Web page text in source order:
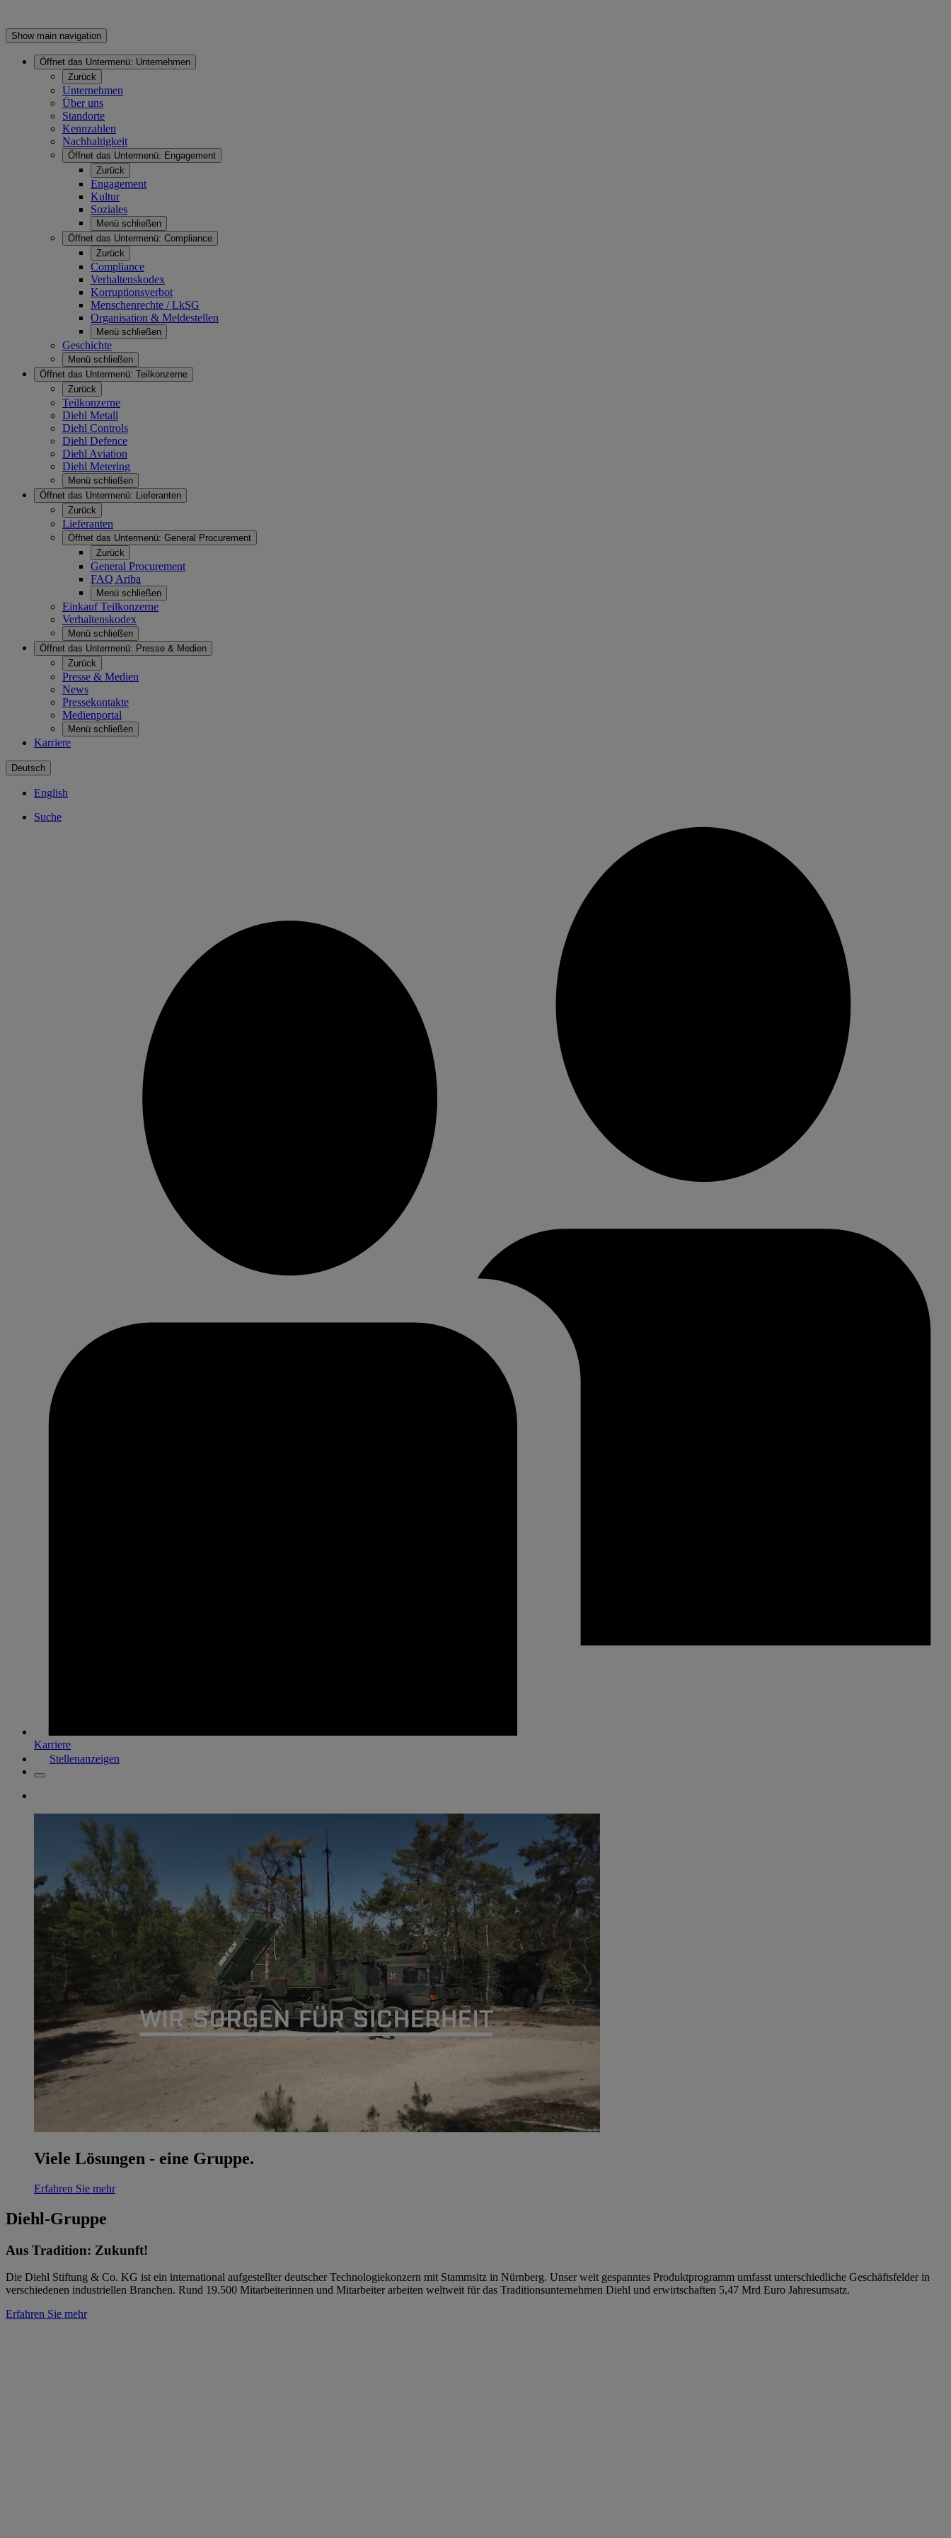
Show main navigation
Öffnet das Untermenü: Unternehmen
Zurück
Unternehmen
Über uns
Standorte
Kennzahlen
Nachhaltigkeit
Öffnet das Untermenü: Engagement
Zurück
Engagement
Kultur
Soziales
Menü schließen
Öffnet das Untermenü: Compliance
Zurück
Compliance
Verhaltenskodex
Korruptionsverbot
Menschenrechte / LkSG
Organisation & Meldestellen
Menü schließen
Geschichte
Menü schließen
Öffnet das Untermenü: Teilkonzerne
Zurück
Teilkonzerne
Diehl Metall
Diehl Controls
Diehl Defence
Diehl Aviation
Diehl Metering
Menü schließen
Öffnet das Untermenü: Lieferanten
Zurück
Lieferanten
Öffnet das Untermenü: General Procurement
Zurück
General Procurement
FAQ Ariba
Menü schließen
Einkauf Teilkonzerne
Verhaltenskodex
Menü schließen
Öffnet das Untermenü: Presse & Medien
Zurück
Presse & Medien
News
Pressekontakte
Medienportal
Menü schließen
Karriere
Deutsch
English
Suche
Karriere
Stellenanzeigen
Viele Lösungen - eine Gruppe.
Erfahren Sie mehr
Diehl-Gruppe
Aus Tradition: Zukunft!
Die Diehl Stiftung & Co. KG ist ein international aufgestellter deutscher Technologiekonzern mit Stammsitz in Nürnberg. Unser weit gespanntes Produktprogramm umfasst unterschiedliche Geschäftsfelder in
verschiedenen industriellen Branchen. Rund 19.500 Mitarbeiterinnen und Mitarbeiter arbeiten weltweit für das Traditionsunternehmen Diehl und erwirtschaften 5,47 Mrd Euro Jahresumsatz.
Erfahren Sie mehr